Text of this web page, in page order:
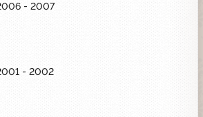
- 2007
- 2002